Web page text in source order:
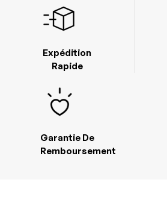
Expédition
Rapide
Garantie De
Remboursement